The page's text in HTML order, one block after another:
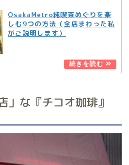
OsakaMetro純喫茶めぐりを楽
しむ9つの方法（全店まわった私
がご説明します）
」な『チコオ珈琲』